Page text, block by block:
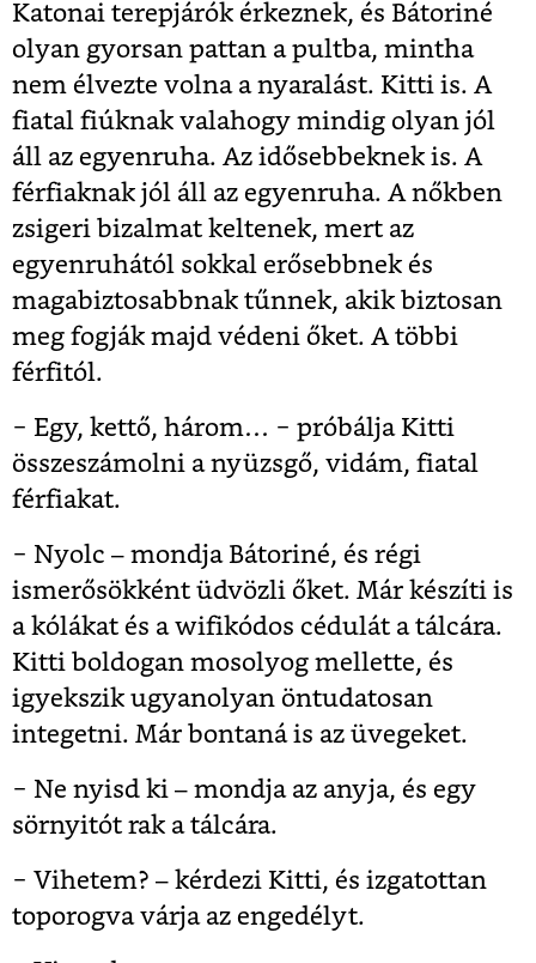
Katonai terepjárók érkeznek, és Bátoriné
olyan gyorsan pattan a pultba, mintha
nem élvezte volna a nyaralást. Kitti is. A
fiatal fiúknak valahogy mindig olyan jól
áll az egyenruha. Az idősebbeknek is. A
férfiaknak jól áll az egyenruha. A nőkben
zsigeri bizalmat keltenek, mert az
egyenruhától sokkal erősebbnek és
magabiztosabbnak tűnnek, akik biztosan
meg fogják majd védeni őket. A többi
férfitól.
− Egy, kettő, három… − próbálja Kitti
összeszámolni a nyüzsgő, vidám, fiatal
férfiakat.
− Nyolc – mondja Bátoriné, és régi
ismerősökként üdvözli őket. Már készíti is
a kólákat és a wifikódos cédulát a tálcára.
Kitti boldogan mosolyog mellette, és
igyekszik ugyanolyan öntudatosan
integetni. Már bontaná is az üvegeket.
− Ne nyisd ki – mondja az anyja, és egy
sörnyitót rak a tálcára.
− Vihetem? – kérdezi Kitti, és izgatottan
toporogva várja az engedélyt.